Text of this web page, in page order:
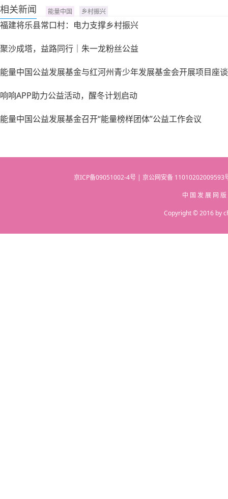
相关新闻 能量中国 乡村振兴
福建将乐县常口村：电力支撑乡村振兴
聚沙成塔，益路同行｜朱一龙粉丝公益
能量中国公益发展基金与红河州青少年发展基金会开展项目座
响响APP助力公益活动，醒冬计划启动
能量中国公益发展基金召开“能量榜样团体”公益工作会议
京ICP备09051002-4号 | 京公网安备
中 国 发 展 网
Copyright © 2016 by